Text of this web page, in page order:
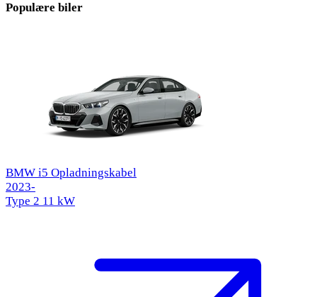
Populære biler
BMW i5 Opladningskabel
2023-
Type 2 11 kW